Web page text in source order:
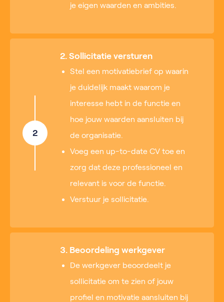
je eigen waarden en ambities.
2
2. Sollicitatie versturen
Stel een motivatiebrief op waarin
je duidelijk maakt waarom je
interesse hebt in de functie en
hoe jouw waarden aansluiten bij
de organisatie.
Voeg een up-to-date CV toe en
zorg dat deze professioneel en
relevant is voor de functie.
Verstuur je sollicitatie.
3. Beoordeling werkgever
De werkgever beoordeelt je
sollicitatie om te zien of jouw
profiel en motivatie aansluiten bij